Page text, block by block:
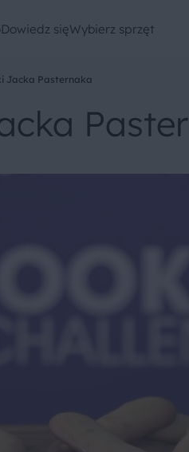
Dowiedz sięWybierz sprzęt
Jacka Pasternaka